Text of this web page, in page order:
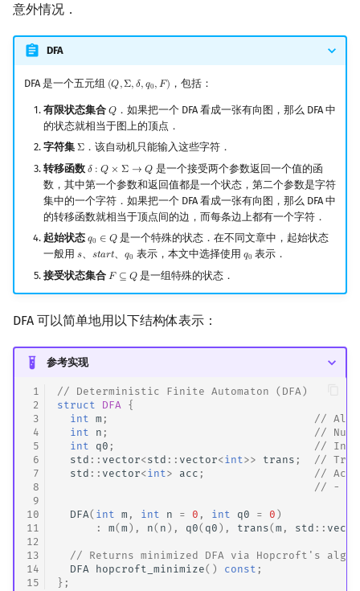
意外情况．
DFA
DFA 是一个五元组 (𝑄,Σ,𝛿,𝑞0,𝐹)
(Q,Σ,δ, q0,F) ，包括：
有限状态集合 𝑄
Q．如果把一个 DFA 看成一张有向图，那么 DFA 中
的状态就相当于图上的顶点．
字符集 Σ
Σ ．该自动机只能输入这些字符．
转移函数 𝛿 : 𝑄 × Σ → 𝑄
δ Q×Σ → Q
是一个接受两个参数返回一个值的函
数，其中第一个参数和返回值都是一个状态，第二个参数是字符
集中的一个字符．如果把一个 DFA 看成一张有向图，那么 DFA 中
的转移函数就相当于顶点间的边，而每条边上都有一个字符．
起始状态 𝑞0 ∈ 𝑄
q0 ∈ Q 是一个特殊的状态．在不同文章中，起始状态
一般用 𝑠
s、 𝑠𝑡𝑎𝑟𝑡
start、𝑞0
q0表示，本文中选择使用 𝑞0
q0表示．
接受状态集合 𝐹 ⊆ 𝑄
F⊆Q 是一组特殊的状态．
DFA 可以简单地用以下结构体表示：
参考实现
1
2
3
4
5
6
7
8
9
10
11
12
13
14
15
// Deterministic Finite Automaton (DFA)
struct
DFA {
int
m ;
//
int
n ;
//
int
q0 ;
//
std :: vector<std :: vector<int>> trans ;
//
std :: vector<int> acc ;
//
// - 0
DFA( int m , int n = 0 , int q0 = 0 )
:
m(m ), n( n ), q0( q0 ), trans(m , std ::
// Returns minimized DFA via Hopcroft's
DFA hopcroft_minimize() const ;
};